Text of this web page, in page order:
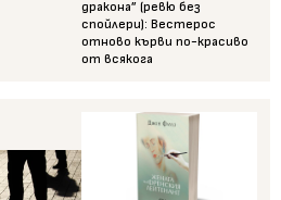
дракона” (ревю без
спойлери): Вестерос
отново кърви по-красиво
от всякога